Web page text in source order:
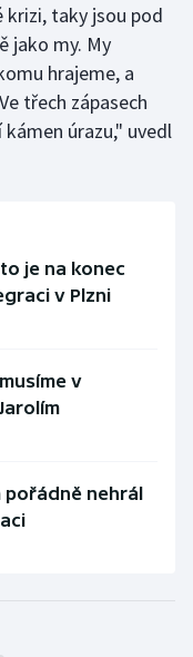
krizi, taky jsou pod
jako my. My
hrajeme, a
třech zápasech
úrazu," uvedl
je na konec
v Plzni
v
pořádně nehrál